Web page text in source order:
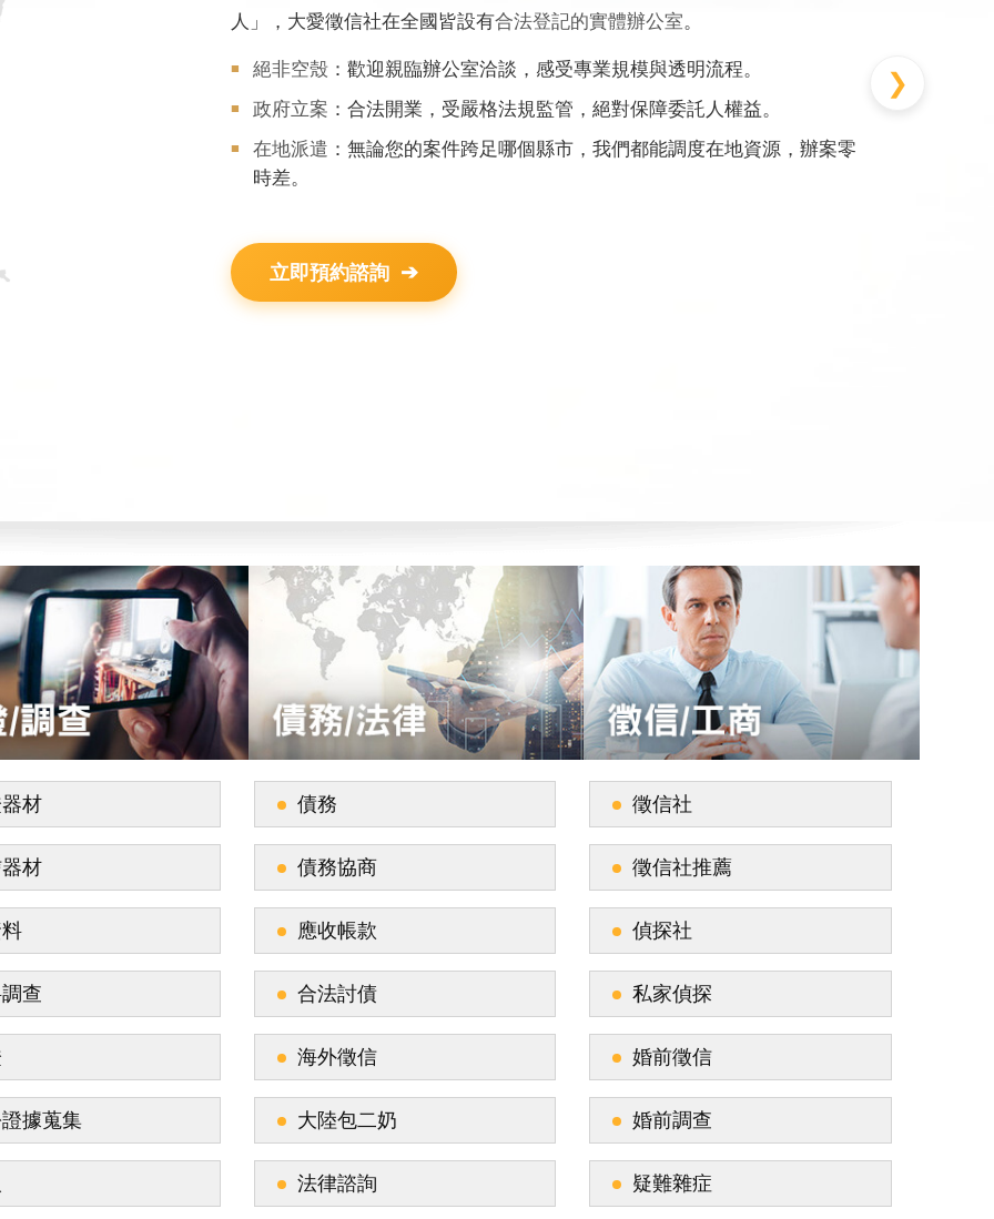
❯
人」，大愛徵信社在全國皆設有合法登記的實體辦公室。
絕非空殼：歡迎親臨辦公室洽談，感受專業規模與透明流程。
政府立案 ：合法開業，受嚴格法規監管，絕對保障委託人權益。
在地派遣 ：無論您的案件跨足哪個縣市，我們都能調度在地資源，辦案零
時差。
立即預約諮詢
材
材
查
據蒐集
債務
債務協商
應收帳款
合法討債
海外徵信
大陸包二奶
法律諮詢
徵信社
徵信社推薦
偵探社
私家偵探
婚前徵信
婚前調查
疑難雜症